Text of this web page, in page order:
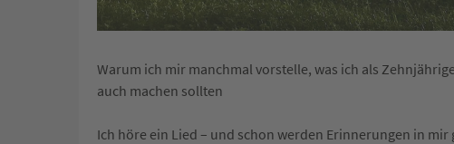
Warum ich mir manchmal vorstelle, was ich als
auch machen sollten
Ich höre ein Lied – und schon werden Erinnerungen in